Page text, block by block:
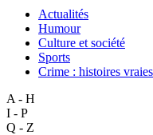
Actualités
Humour
Culture et société
Sports
Crime : histoires vraies
A - H
I - P
Q - Z